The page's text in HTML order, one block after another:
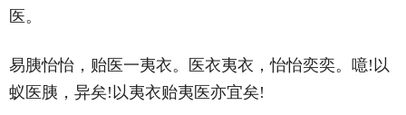
医。
易胰怡怡，贻医一夷衣。医衣夷衣，怡怡奕奕。噫!以
蚁医胰，异矣!以夷衣贻夷医亦宜矣!